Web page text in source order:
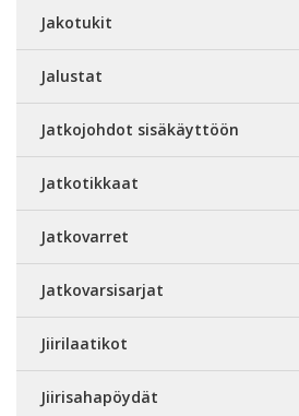
Jakotukit
Jalustat
Jatkojohdot sisäkäyttöön
Jatkotikkaat
Jatkovarret
Jatkovarsisarjat
Jiirilaatikot
Jiirisahapöydät